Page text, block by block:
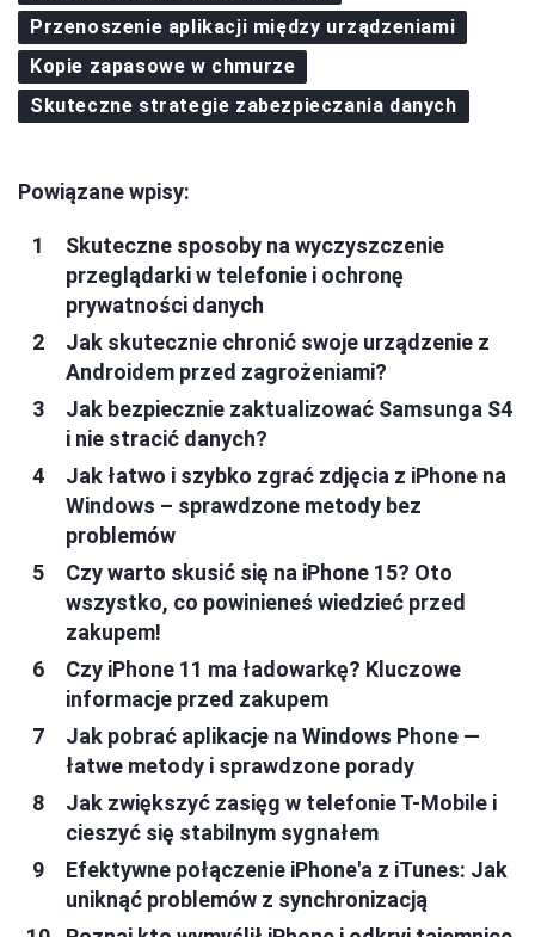
Przenoszenie aplikacji między urządzeniami
Kopie zapasowe w chmurze
Skuteczne strategie zabezpieczania danych
Powiązane wpisy:
Skuteczne sposoby na wyczyszczenie
przeglądarki w telefonie i ochronę
prywatności danych
Jak skutecznie chronić swoje urządzenie z
Androidem przed zagrożeniami?
Jak bezpiecznie zaktualizować Samsunga S4
i nie stracić danych?
Jak łatwo i szybko zgrać zdjęcia z iPhone na
Windows – sprawdzone metody bez
problemów
Czy warto skusić się na iPhone 15? Oto
wszystko, co powinieneś wiedzieć przed
zakupem!
Czy iPhone 11 ma ładowarkę? Kluczowe
informacje przed zakupem
Jak pobrać aplikacje na Windows Phone —
łatwe metody i sprawdzone porady
Jak zwiększyć zasięg w telefonie T-Mobile i
cieszyć się stabilnym sygnałem
Efektywne połączenie iPhone'a z iTunes: Jak
uniknąć problemów z synchronizacją